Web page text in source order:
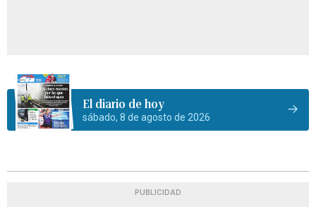
El diario de hoy
sábado, 8 de agosto de 2026
PUBLICIDAD